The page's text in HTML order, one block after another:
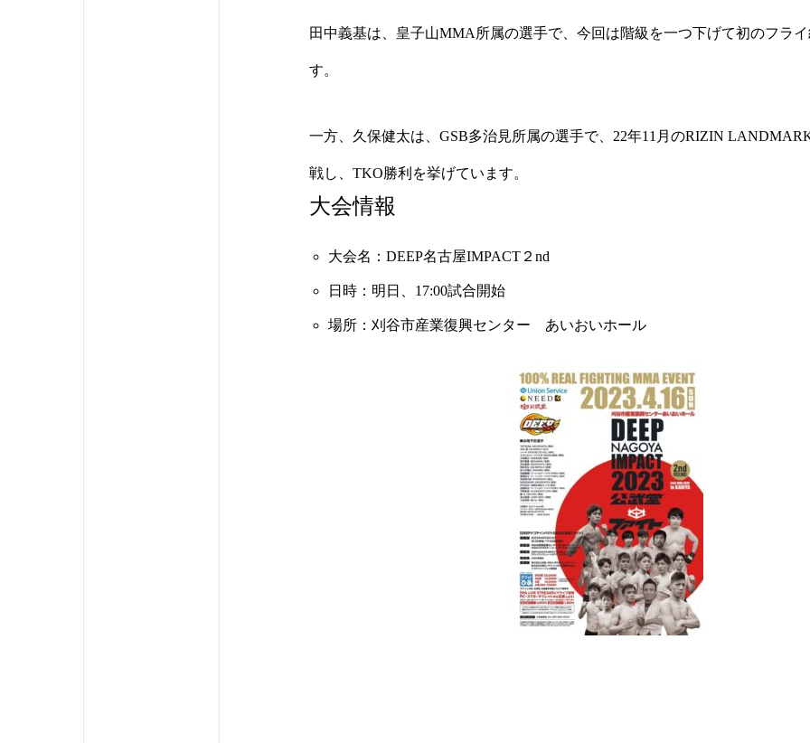
田中義基は、皇子山MMA所属の選手で、今回は階級を一つ下げて初のフラ
す。
一方、久保健太は、GSB多治見所属の選手で、22年11月のRIZIN
戦し、TKO勝利を挙げています。
大会情報
大会名：DEEP名古屋IMPACT２nd
日時：明日、17:00試合開始
場所：刈谷市産業復興センター あいおいホール